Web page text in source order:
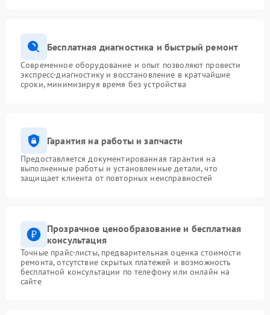
Бесплатная диагностика и быстрый ремонт
Современное оборудование и опыт позволяют провести
экспресс-диагностику и восстановление в кратчайшие
сроки, минимизируя время без устройства
Гарантия на работы и запчасти
Предоставляется документированная гарантия на
выполненные работы и установленные детали, что
защищает клиента от повторных неисправностей
Прозрачное ценообразование и бесплатная
консультация
Точные прайс-листы, предварительная оценка стоимости
ремонта, отсутствие скрытых платежей и возможность
бесплатной консультации по телефону или онлайн на
сайте